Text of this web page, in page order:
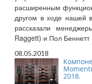
расширенным
другом в ходе нашей
рассказали
Raggett) и Пол
08.05.2018
2018.